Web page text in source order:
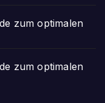
zum optimalen
zum optimalen